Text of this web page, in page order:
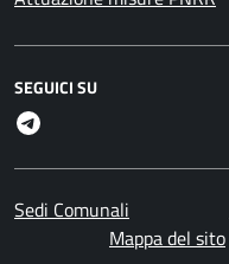
SEGUICI SU
Sedi Comunali
Mappa del sito